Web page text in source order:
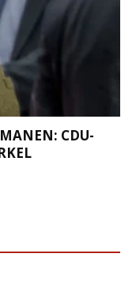
CDU-